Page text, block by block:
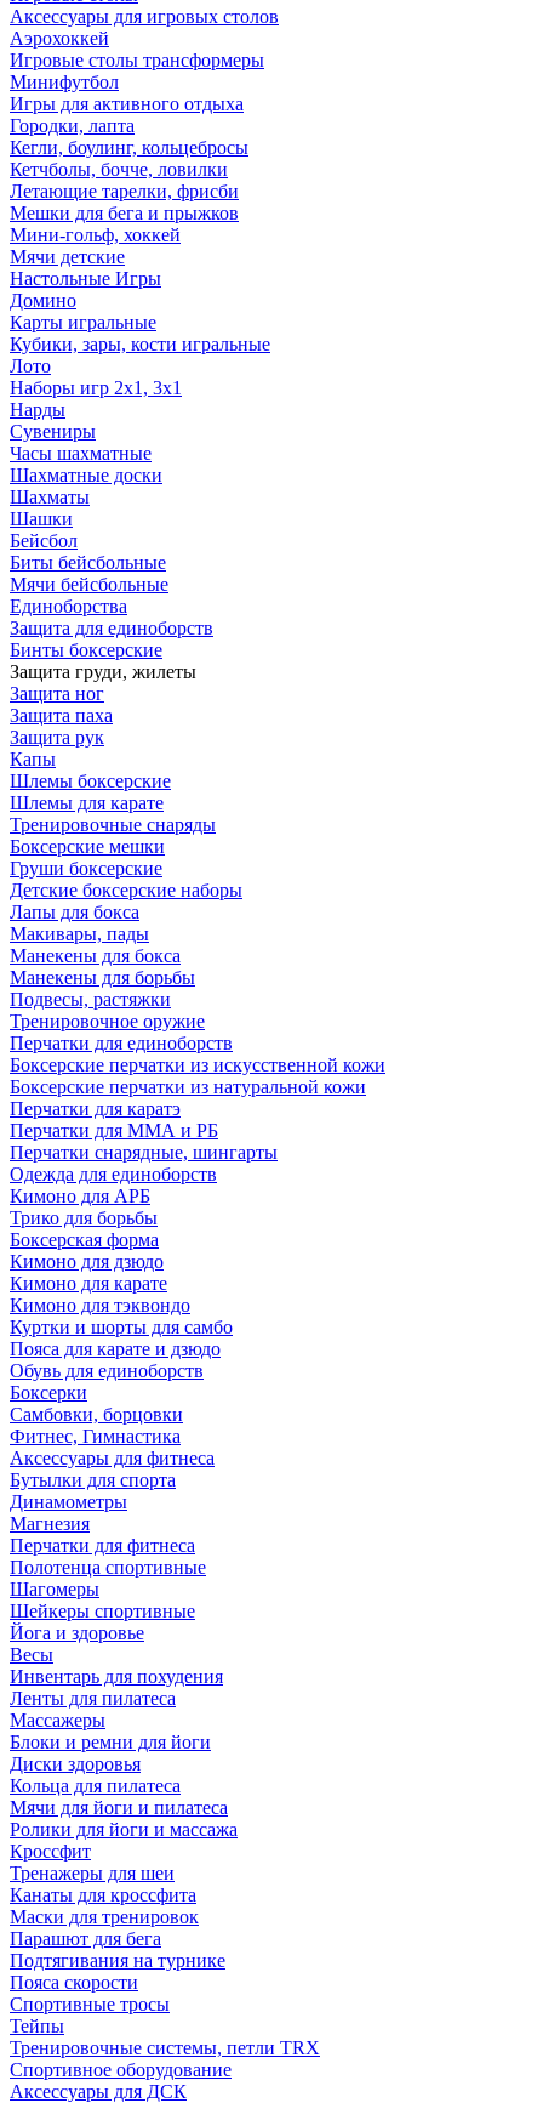
Аксессуары для игровых столов
Аэрохоккей
Игровые столы трансформеры
Минифутбол
Игры для активного отдыха
Городки, лапта
Кегли, боулинг, кольцебросы
Кетчболы, бочче, ловилки
Летающие тарелки, фрисби
Мешки для бега и прыжков
Мини-гольф, хоккей
Мячи детские
Настольные Игры
Домино
Карты игральные
Кубики, зары, кости игральные
Лото
Наборы игр 2х1, 3х1
Нарды
Сувениры
Часы шахматные
Шахматные доски
Шахматы
Шашки
Бейсбол
Биты бейсбольные
Мячи бейсбольные
Единоборства
Защита для единоборств
Бинты боксерские
Защита груди, жилеты
Защита ног
Защита паха
Защита рук
Капы
Шлемы боксерские
Шлемы для карате
Тренировочные снаряды
Боксерские мешки
Груши боксерские
Детские боксерские наборы
Лапы для бокса
Макивары, пады
Манекены для бокса
Манекены для борьбы
Подвесы, растяжки
Тренировочное оружие
Перчатки для единоборств
Боксерские перчатки из искусственной кожи
Боксерские перчатки из натуральной кожи
Перчатки для каратэ
Перчатки для ММА и РБ
Перчатки снарядные, шингарты
Одежда для единоборств
Кимоно для АРБ
Трико для борьбы
Боксерская форма
Кимоно для дзюдо
Кимоно для карате
Кимоно для тэквондо
Куртки и шорты для самбо
Пояса для карате и дзюдо
Обувь для единоборств
Боксерки
Самбовки, борцовки
Фитнес, Гимнастика
Аксессуары для фитнеса
Бутылки для спорта
Динамометры
Магнезия
Перчатки для фитнеса
Полотенца спортивные
Шагомеры
Шейкеры спортивные
Йога и здоровье
Весы
Инвентарь для похудения
Ленты для пилатеса
Массажеры
Блоки и ремни для йоги
Диски здоровья
Кольца для пилатеса
Мячи для йоги и пилатеса
Ролики для йоги и массажа
Кроссфит
Тренажеры для шеи
Канаты для кроссфита
Маски для тренировок
Парашют для бега
Подтягивания на турнике
Пояса скорости
Спортивные тросы
Тейпы
Тренировочные системы, петли TRX
Спортивное оборудование
Аксессуары для ДСК